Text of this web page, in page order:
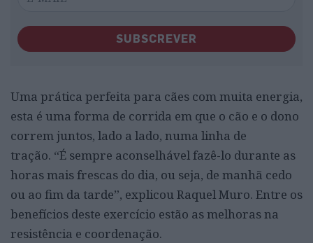
SUBSCREVER
Uma prática perfeita para cães com muita energia,
esta é uma forma de corrida em que o cão e o dono
correm juntos, lado a lado, numa linha de
tração. “É sempre aconselhável fazê-lo durante as
horas mais frescas do dia, ou seja, de manhã cedo
ou ao fim da tarde”, explicou Raquel Muro. Entre os
benefícios deste exercício estão as melhoras na
resistência e coordenação.